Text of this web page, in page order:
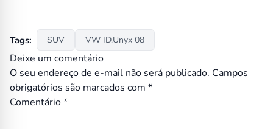
Tags: SUV VW ID.Unyx 08
Deixe um comentário
O seu endereço de e-mail não será publicado. Campos
obrigatórios são marcados com *
Comentário*